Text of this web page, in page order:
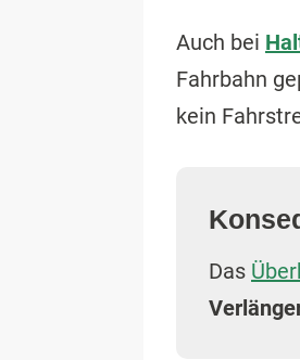
Auch bei
Fahrbahn
kein
Das